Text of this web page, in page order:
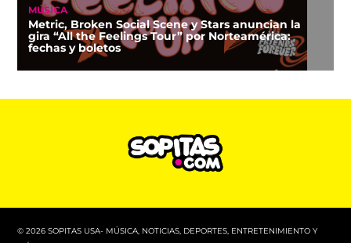
MÚSICA
Metric, Broken Social Scene y Stars anuncian la
gira “All the Feelings Tour” por Norteamérica:
fechas y boletos
© 2026 SOPITAS USA- MÚSICA, NOTICIAS, DEPORTES, ENTRETENIMIENTO Y